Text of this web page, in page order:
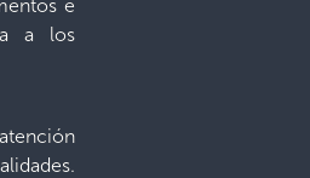
e
a los